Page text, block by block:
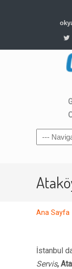
Ana Sayfa
İstanbul
Servis,